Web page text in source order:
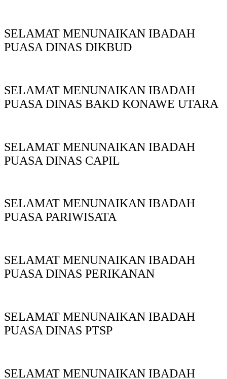
SELAMAT MENUNAIKAN IBADAH
PUASA DINAS DIKBUD
SELAMAT MENUNAIKAN IBADAH
PUASA DINAS BAKD KONAWE UTARA
SELAMAT MENUNAIKAN IBADAH
PUASA DINAS CAPIL
SELAMAT MENUNAIKAN IBADAH
PUASA PARIWISATA
SELAMAT MENUNAIKAN IBADAH
PUASA DINAS PERIKANAN
SELAMAT MENUNAIKAN IBADAH
PUASA DINAS PTSP
SELAMAT MENUNAIKAN IBADAH